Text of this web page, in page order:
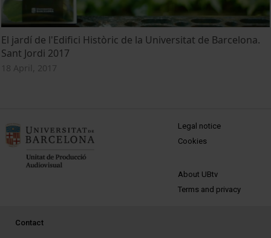
El jardí de l'Edifici Històric de la Universitat de Barcelona.
Sant Jordi 2017
18 April, 2017
MENÚ PEU 1
Legal notice
Cookies
PEU 2
About UBtv
Terms and privacy
PEU 3
Contact